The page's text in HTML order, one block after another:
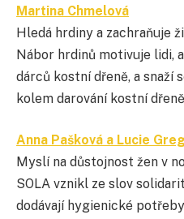
Martina Chmelová
Hledá hrdiny a zachraňuje
Nábor hrdinů motivuje lidi,
dárců kostní dřeně, a snaží
kolem darování kostní
Anna Pašková a Lucie
Myslí na důstojnost žen v
SOLA vznikl ze slov
dodávají hygienické